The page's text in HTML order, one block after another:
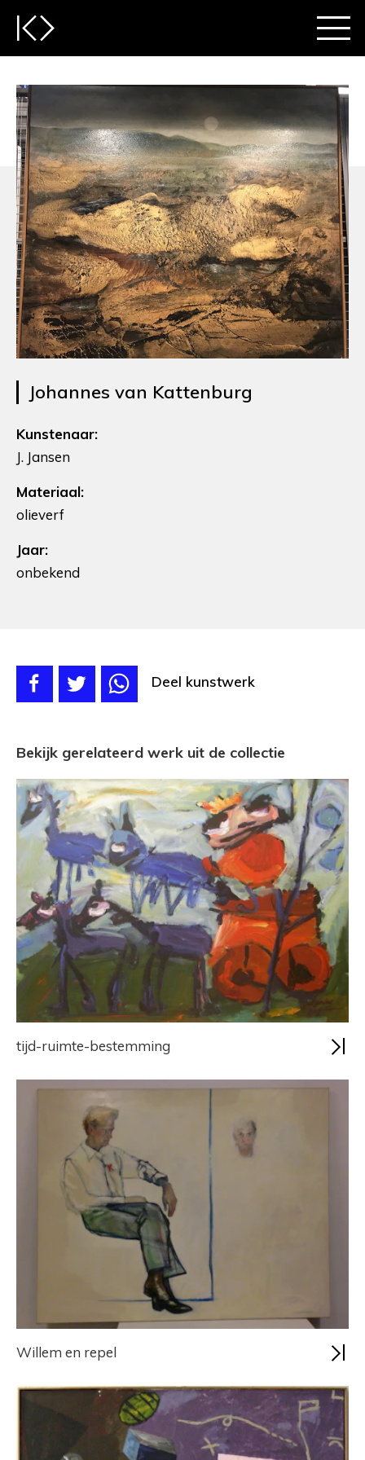
Johannes van Kattenburg
Kunstenaar:
J. Jansen
Materiaal:
olieverf
Jaar:
onbekend
Deel kunstwerk
Bekijk gerelateerd werk uit de collectie
tijd-ruimte-bestemming
Willem en repel